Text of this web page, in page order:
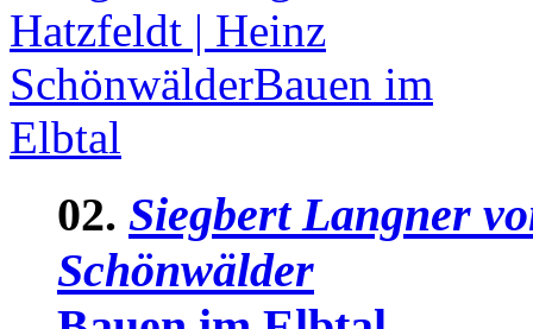
02. Siegbert Langner
Schönwälder